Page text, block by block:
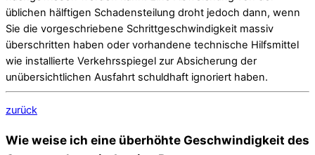
üblichen hälftigen Schadensteilung droht jedoch dann, wenn
Sie die vorgeschriebene Schrittgeschwindigkeit massiv
überschritten haben oder vorhandene technische Hilfsmittel
wie installierte Verkehrsspiegel zur Absicherung der
unübersichtlichen Ausfahrt schuldhaft ignoriert haben.
zurück
Wie weise ich eine überhöhte Geschwindigkeit des